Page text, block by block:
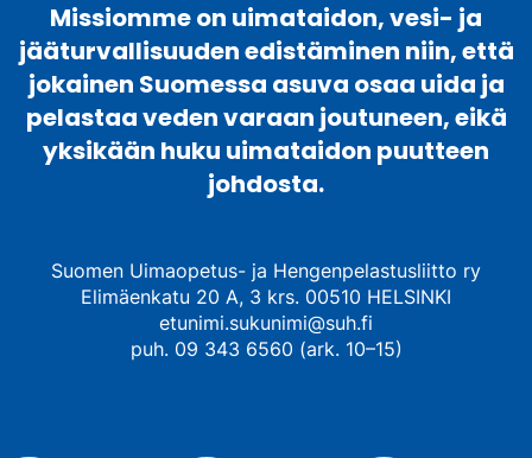
Missiomme on uimataidon, vesi- ja
jääturvallisuuden edistäminen niin, että
jokainen Suomessa asuva osaa uida ja
pelastaa veden varaan joutuneen, eikä
yksikään huku uimataidon puutteen
johdosta.
Suomen Uimaopetus- ja Hengenpelastusliitto ry
Elimäenkatu 20 A, 3 krs. 00510 HELSINKI
etunimi.sukunimi@suh.fi
puh. 09 343 6560 (ark. 10–15)